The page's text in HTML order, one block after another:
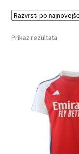
Kontaktiraj nas
Košarica
Trgovina
Zaključek nakupa
Prikaz rezultata